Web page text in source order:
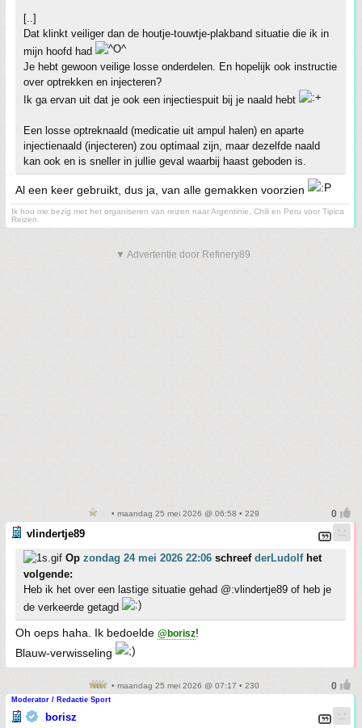
[..]
Dat klinkt veiliger dan de houtje-touwtje-plakband situatie die ik in
mijn hoofd had
Je hebt gewoon veilige losse onderdelen. En hopelijk ook instructie
over optrekken en injecteren?
Ik ga ervan uit dat je ook een injectiespuit bij je naald hebt
Een losse optreknaald (medicatie uit ampul halen) en aparte
injectienaald (injecteren) zou optimaal zijn, maar dezelfde naald
kan ook en is sneller in jullie geval waarbij haast geboden is.
Al een keer gebruikt, dus ja, van alle gemakken voorzien
Ik hou me bezig met het organiseren van reizen naar Argentinie, Chili en Peru voor Tipica
Reizen.
▼ Advertentie door Refinery89
• maandag 25 mei 2026 @ 06:58 • 229
vlindertje89
Op zondag 24 mei 2026 22:06 schreef derLudolfhet
volgende:
Heb ik het over een lastige situatie gehad @:vlindertje89 of heb je
de verkeerde getagd
Oh oeps haha. Ik bedoelde @borisz!
Blauw-verwisseling
• maandag 25 mei 2026 @ 07:17 • 230
Moderator / Redactie Sport
borisz